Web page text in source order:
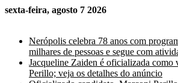
sexta-feira, agosto 7 2026
Nerópolis celebra 78 anos com
milhares de pessoas e segue com
Jacqueline Zaiden é oficializada como
Perillo; veja os detalhes do anúncio